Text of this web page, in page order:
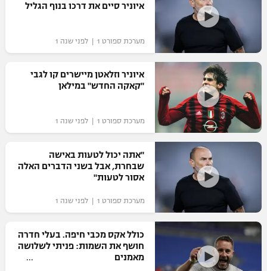
איוניר סיים את דרכו בנוף הגליל
מערכת ספורט 1 | לפני שנה 1
איוניר וזלאטן מיישרים קו לגבי
"קאקה החדש" במילאן
מערכת ספורט 1 | לפני שנה 1
"אתה יכול לטעות באישה
שבחרת, אבל בשני הדברים האלה
אסור לטעות"
מערכת ספורט 1 | לפני שנה 1
כולל אקס מכבי חיפה. בעלי חדרה
חושף את השמות: פניתי לשלושה
מאמנים